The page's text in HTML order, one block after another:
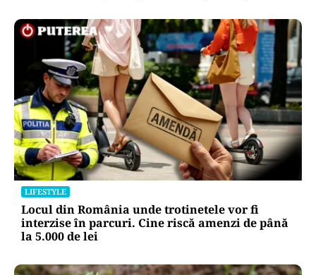
LIFESTYLE
Locul din România unde trotinetele vor fi
interzise în parcuri. Cine riscă amenzi de până
la 5.000 de lei